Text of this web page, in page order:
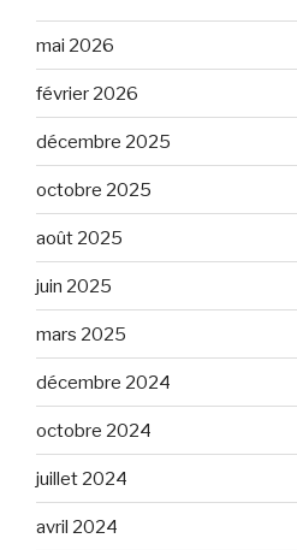
mai 2026
février 2026
décembre 2025
octobre 2025
août 2025
juin 2025
mars 2025
décembre 2024
octobre 2024
juillet 2024
avril 2024